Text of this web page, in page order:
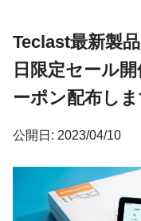
Teclast最新製
日限定セール
ーポン配布しま
公開日: 2023/04/10